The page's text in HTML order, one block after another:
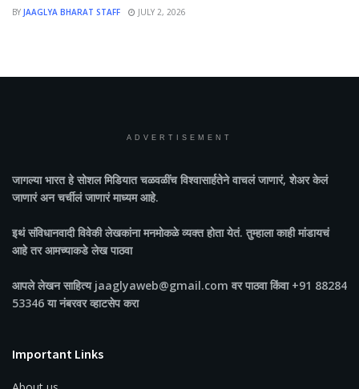
BY JAAGLYA BHARAT STAFF JULY 2, 2026
ADVERTISEMENT
जागल्या भारतहे सोशल मिडियात चळवळींच विश्वासार्हतेने वाचलं जाणारं, शेअर केलं
जाणारं अन चर्चीलं जाणारं माध्यम आहे.
इथं संविधानवादी विवेकी लेखकांना मनमोकळे व्यक्त होता येतं. तुम्हाला काही मांडायचं
आहे तर आमच्याकडे लेख पाठवा
आपले लेखन साहित्य jaaglyaweb@gmail.com वर पाठवा किंवा +91 88284
53346 या नंबरवर व्हाटसेप करा
Important Links